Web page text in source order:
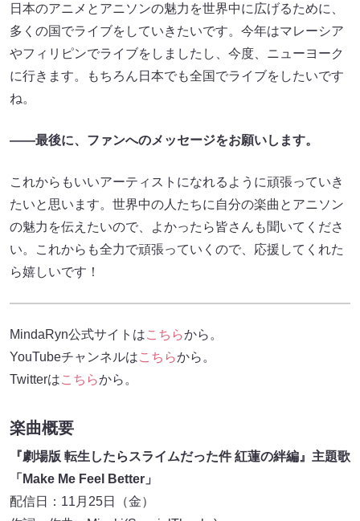
日本のアニメとアニソンの魅力を世界中に広げるために、
多くの国でライブをしていきたいです。今年はマレーシア
やフィリピンでライブをしましたし、今度、ニューヨーク
に行きます。もちろん日本でも全国でライブをしたいです
ね。
――最後に、ファンへのメッセージをお願いします。
これからもいいアーティストになれるように頑張っていき
たいと思います。世界中の人たちに自分の楽曲とアニソン
の魅力を伝えたいので、よかったら皆さんも聞いてくださ
い。これからも全力で頑張っていくので、応援してくれた
ら嬉しいです！
MindaRyn公式サイトはこちらから。
YouTubeチャンネルはこちらから。
Twitterはこちらから。
楽曲概要
『劇場版 転生したらスライムだった件 紅蓮の絆編』主題歌
「Make Me Feel Better」
配信日：11月25日（金）